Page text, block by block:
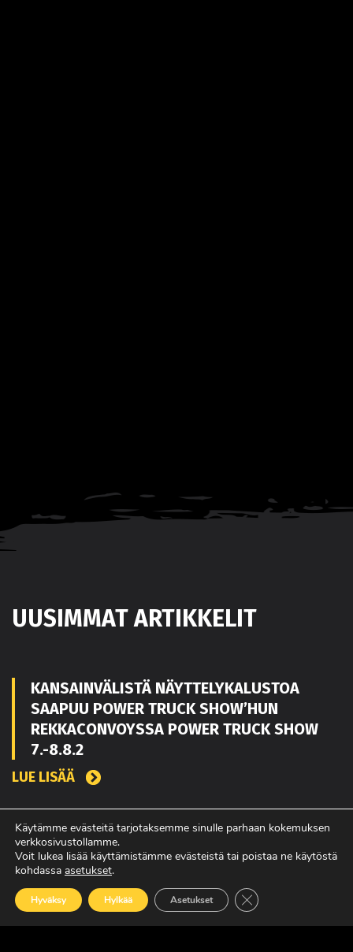
UUSIMMAT ARTIKKELIT
KANSAINVÄLISTÄ NÄYTTELYKALUSTOA
SAAPUU POWER TRUCK SHOW’HUN
REKKACONVOYSSA POWER TRUCK SHOW
7.-8.8.2
LUE LISÄÄ
TOUKO KAAKKO VAHVISTAMAAN MATEKON
MYYNTIÄ PIRKANMAALLA
LUE LISÄÄ
Käytämme evästeitä tarjotaksemme sinulle parhaan kokemuksen
verkkosivustollamme.
Voit lukea lisää käyttämistämme evästeistä tai poistaa ne käytöstä
kohdassa asetukset.
Hyväksy Hylkää Asetukset Sulje evästebanneri